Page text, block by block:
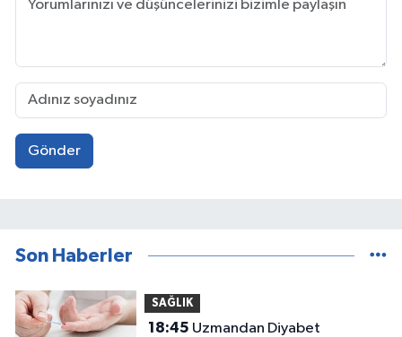
Gönder
Son Haberler
SAĞLIK
18:45